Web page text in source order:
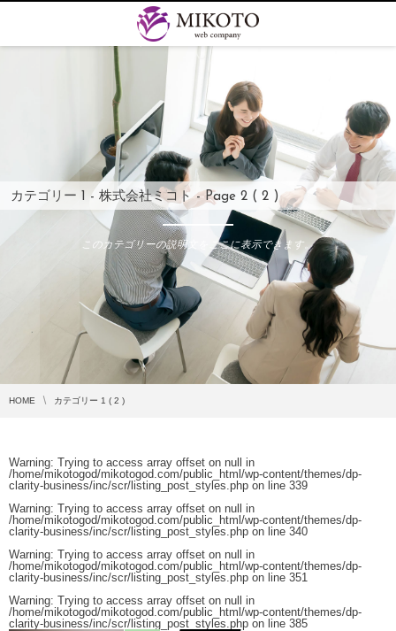
カテゴリー 1 - 株式会社ミコト - Page 2 ( 2 )
このカテゴリーの説明文をここに表示できます。
HOME カテゴリー 1 ( 2 )
Warning: Trying to access array offset on null in
/home/mikotogod/mikotogod.com/public_html/wp-content/themes/dp-
clarity-business/inc/scr/listing_post_styles.php on line 339
Warning: Trying to access array offset on null in
/home/mikotogod/mikotogod.com/public_html/wp-content/themes/dp-
clarity-business/inc/scr/listing_post_styles.php on line 340
Warning: Trying to access array offset on null in
/home/mikotogod/mikotogod.com/public_html/wp-content/themes/dp-
clarity-business/inc/scr/listing_post_styles.php on line 351
Warning: Trying to access array offset on null in
/home/mikotogod/mikotogod.com/public_html/wp-content/themes/dp-
clarity-business/inc/scr/listing_post_styles.php on line 385